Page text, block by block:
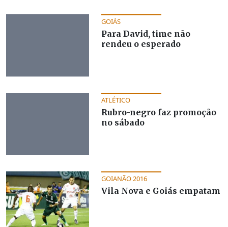
GOIÁS
Para David, time não
rendeu o esperado
ATLÉTICO
Rubro-negro faz promoção
no sábado
GOIANÃO 2016
Vila Nova e Goiás empatam